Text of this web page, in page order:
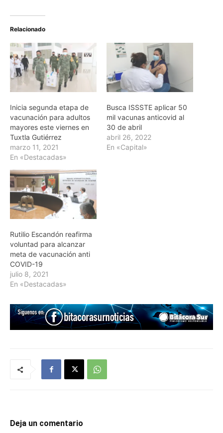
Relacionado
Inicia segunda etapa de
vacunación para adultos
mayores este viernes en
Tuxtla Gutiérrez
marzo 11, 2021
En «Destacadas»
Busca ISSSTE aplicar 50
mil vacunas anticovid al
30 de abril
abril 26, 2022
En «Capital»
Rutilio Escandón reafirma
voluntad para alcanzar
meta de vacunación anti
COVID-19
julio 8, 2021
En «Destacadas»
Deja un comentario